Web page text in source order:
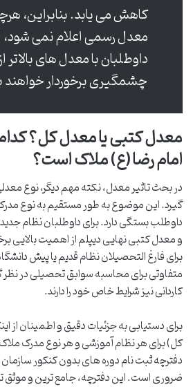
کاهش می یابد. بنابراین،
معدل رسمی اعلام نمی شود،
داوطلبان با معدل های بالاتر
چشمگیری برخوردار خواهند
معدل کتبی یا معدل کل؟
امام رضا (ع) ملاک است؟
در بحث تاثیر معدل، نکته مهم دیگر، نوع
گیرد. این موضوع به طور مستقیم به نوع
و معدل کتبی نهایی دیپلم از اهمیت بالایی
برای فارغ التحصیلان نظام قدیم یا پیش
متفاوتی برای محاسبه سوابق تحصیلی در نظر
کاردانی نیز شرایط خاص خود را دارند.
برای دستیابی به جزئیات دقیق و اطمینان از
کل) برای هر نظام آموزشی و هر نوع مدرک ملاک
دفترچه ثبت نام دوره های بدون کنکور
ضروری است. این دفترچه، جامع ترین و موثق